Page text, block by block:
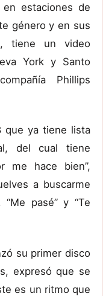
en estaciones de
género y en sus
tiene un video
York y Santo
Phillips
que ya tiene lista
del cual tiene
me hace bien”,
a buscarme
“Me pasé” y “Te
su primer disco
expresó que se
es un ritmo que